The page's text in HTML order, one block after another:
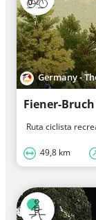
Germany -
Fiener-
Ruta ciclista
49,8 km